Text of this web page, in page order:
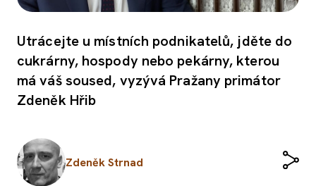
Utrácejte u místních podnikatelů, jděte do
cukrárny, hospody nebo pekárny, kterou
má váš soused, vyzývá Pražany primátor
Zdeněk Hřib
Zdeněk Strnad